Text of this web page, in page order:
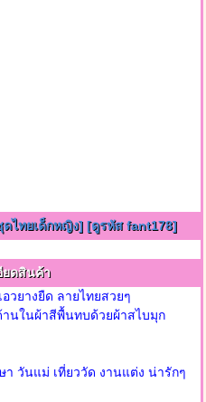
ไทยเด็กหญิง] [ดูรหัส fant178]
ยดสินค้า
วยางยืด ลายไทยสวยๆ
นในผ้าสีพื้นทบด้วยผ้าสไบมุก
วันแม่ เที่ยววัด งานแต่ง น่ารักๆ